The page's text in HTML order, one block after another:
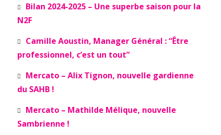
Bilan 2024-2025 – Une superbe saison pour la
N2F
Camille Aoustin, Manager Général : “Être
professionnel, c’est un tout”
Mercato – Alix Tignon, nouvelle gardienne
du SAHB !
Mercato – Mathilde Mélique, nouvelle
Sambrienne !